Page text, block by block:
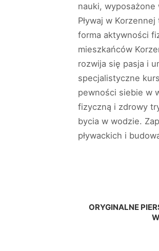
nauki,
Pływaj w
forma aktywności
mieszkańców
rozwija się pasja i
specjalistyczne
pewności siebie w
fizyczną i zdrowy
bycia w wodzie.
pływackich i
ORYGINALNE